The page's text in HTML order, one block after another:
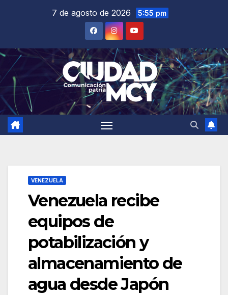
7 de agosto de 2026 5:55 pm
VENEZUELA
Venezuela recibe
equipos de
potabilización y
almacenamiento de
agua desde Japón